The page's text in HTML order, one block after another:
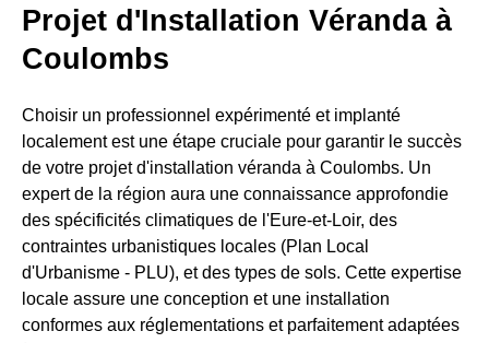
Projet d'Installation Véranda à
Coulombs
Choisir un professionnel expérimenté et implanté
localement est une étape cruciale pour garantir le succès
de votre projet d'installation véranda à Coulombs. Un
expert de la région aura une connaissance approfondie
des spécificités climatiques de l'Eure-et-Loir, des
contraintes urbanistiques locales (Plan Local
d'Urbanisme - PLU), et des types de sols. Cette expertise
locale assure une conception et une installation
conformes aux réglementations et parfaitement adaptées